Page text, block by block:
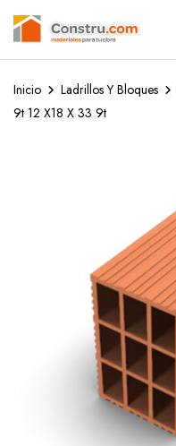
Inicio Ladrillos Y Bloques
9t 12 X18 X 33 9t